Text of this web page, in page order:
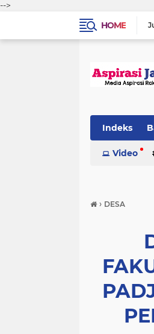
-->
HOME
Indeks
Video
hukum &
› DESA